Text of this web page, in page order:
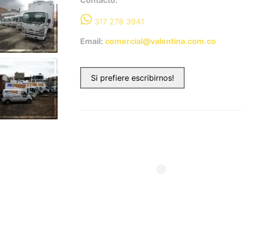
317 278 3941
Email: comercial@valentina.com.co